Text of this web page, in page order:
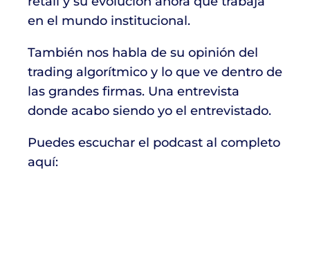
en el mundo institucional.
También nos habla de su opinión del
trading algorítmico y lo que ve dentro de
las grandes firmas. Una entrevista
donde acabo siendo yo el entrevistado.
Puedes escuchar el podcast al completo
aquí: